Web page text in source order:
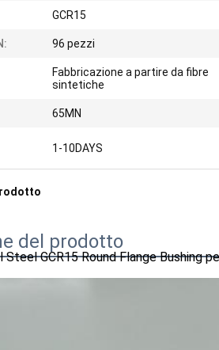
GCR15
96 pezzi
Fabbricazione a partire da fibre
sintetiche
65MN
1-10DAYS
del prodotto